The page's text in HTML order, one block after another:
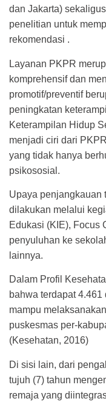
dan Jakarta)
penelitian untuk
rekomendasi .
Layanan PKPR
komprehensif dan
promotif/preventif
peningkatan
Keterampilan Hidup
menjadi ciri dari
yang tidak hanya
psikososial.
Upaya penjangkauan
dilakukan melalui
Edukasi (KIE), Focus
penyuluhan ke
lainnya.
Dalam Profil
bahwa terdapat
mampu
puskesmas per-
(Kesehatan, 2016)
Di sisi lain, dari
tujuh (7) tahun
remaja yang